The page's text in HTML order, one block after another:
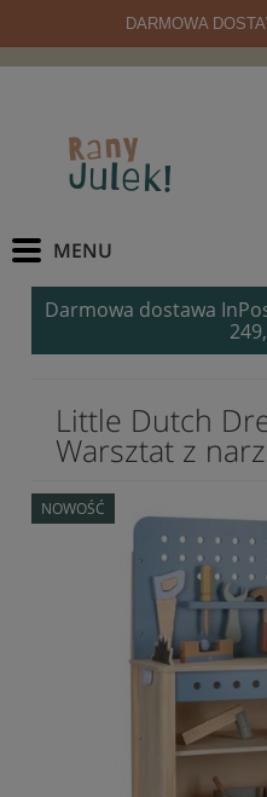
DARMOWA
Darmowa dostawa
Little Dutch
Warsztat z
NOWOŚĆ